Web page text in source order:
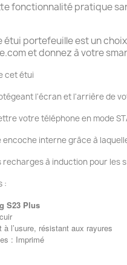
fonctionnalité pratique
étui portefeuille est un
et donnez à votre
cet étui
l'écran et l'arrière de
votre téléphone en mode
encoche interne grâce à
recharges à induction pour les
:
S23 Plus
l’usure, résistant aux rayures
: Imprimé